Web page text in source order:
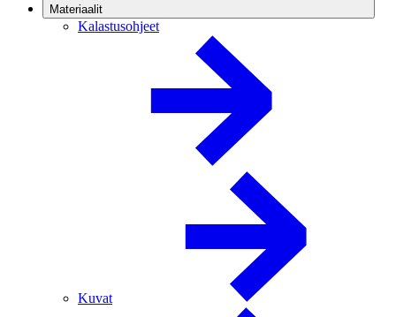
Materiaalit
Kalastusohjeet
Kuvat